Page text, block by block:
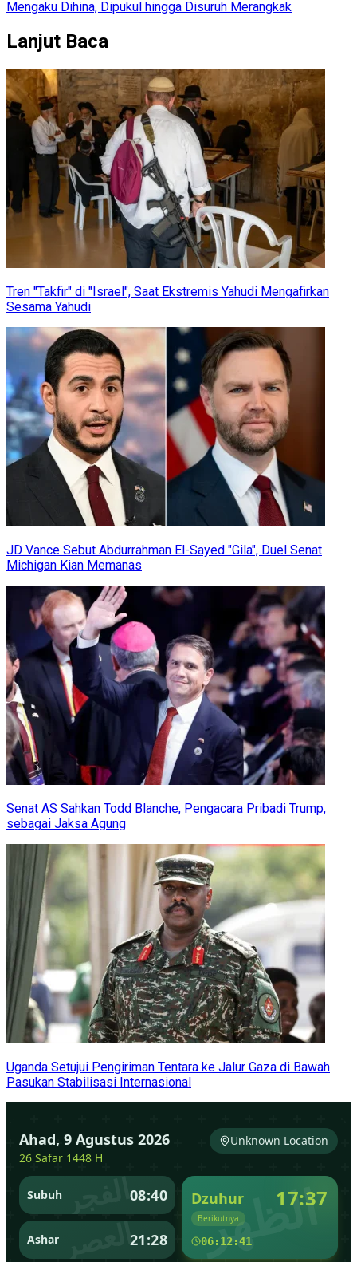
Mengaku Dihina, Dipukul hingga Disuruh Merangkak
Lanjut Baca
Tren "Takfir" di "Israel", Saat Ekstremis Yahudi Mengafirkan
Sesama Yahudi
JD Vance Sebut Abdurrahman El-Sayed "Gila", Duel Senat
Michigan Kian Memanas
Senat AS Sahkan Todd Blanche, Pengacara Pribadi Trump,
sebagai Jaksa Agung
Uganda Setujui Pengiriman Tentara ke Jalur Gaza di Bawah
Pasukan Stabilisasi Internasional